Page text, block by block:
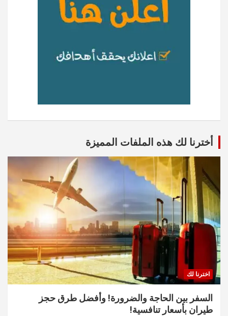
أخترنا لك هذه الملفات المميزة
اخترنا لك
السفر بين الحاجة والضرورة! وأفضل طرق حجز
طيران بأسعار تنافسية!